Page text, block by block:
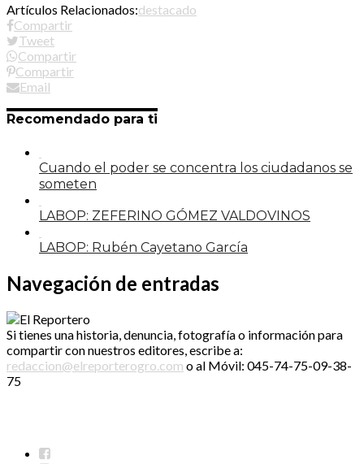
Artículos Relacionados:destacado
Compartir
Tweet
Compartir
Compartir
Email
Recomendado para ti
Cuando el poder se concentra los ciudadanos se
someten
LABOP: ZEFERINO GÓMEZ VALDOVINOS
LABOP: Rubén Cayetano García
Navegación de entradas
Si tienes una historia, denuncia, fotografía o información para
compartir con nuestros editores, escribe a:
redaccion@elreporterogro.com o al Móvil: 045-74-75-09-38-
75